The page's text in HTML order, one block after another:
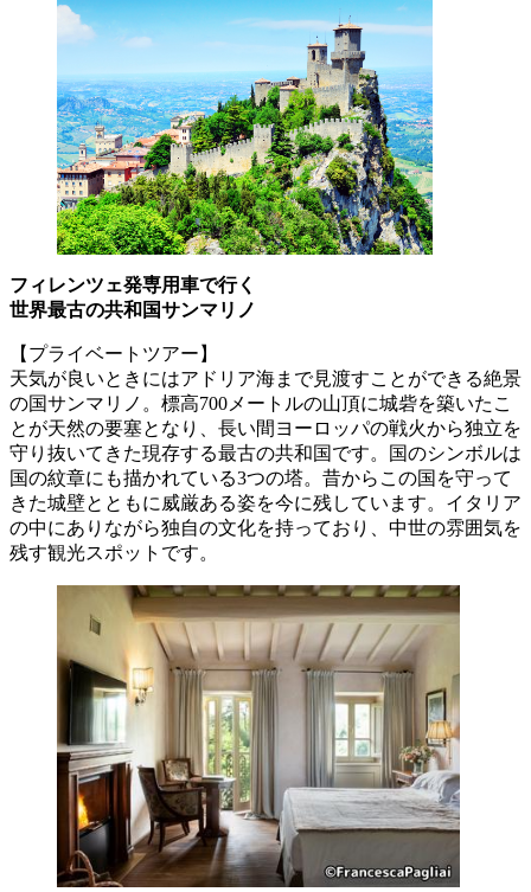
フィレンツェ発専用車で行く
世界最古の共和国サンマリノ
【プライベートツアー】
天気が良いときにはアドリア海まで見渡すことができる絶景
の国サンマリノ。標高700メートルの山頂に城砦を築いたこ
とが天然の要塞となり、長い間ヨーロッパの戦火から独立を
守り抜いてきた現存する最古の共和国です。国のシンボルは
国の紋章にも描かれている3つの塔。昔からこの国を守って
きた城壁とともに威厳ある姿を今に残しています。イタリア
の中にありながら独自の文化を持っており、中世の雰囲気を
残す観光スポットです。